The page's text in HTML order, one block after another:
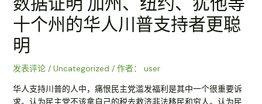
十个州的华人川普支持者更聪
明
发表评论 / Uncategorized / 作者：
user
华人支持川普的人中，痛恨民主党滥发福利是其中一个很重要诉
求。认为民主党不该拿自己的税去救济非法移民和穷人。认为民